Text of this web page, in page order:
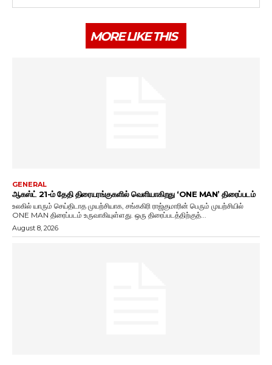
MORE LIKE THIS
GENERAL
ஆகஸ்ட் 21-ம் தேதி திரையரங்குகளில் வெளியாகிறது ‘ONE MAN’ திரைப்படம்
உலகில் யாரும் செய்திடாத முயற்சியாக, சங்ககிரி ராஜ்குமாரின் பெரும் முயற்சியில்
ONE MAN திரைப்படம் உருவாகியுள்ளது. ஒரு திரைப்படத்திற்குத்...
August 8, 2026